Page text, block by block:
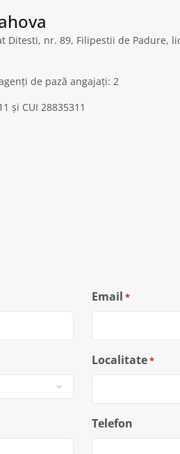
Ditesti, nr. 89, Filipestii de
de pază angajați: 2
și CUI 28835311
Email *
Localitate*
Telefon